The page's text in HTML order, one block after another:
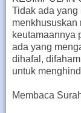
Tidak ada yang
menkhususkan
keutamaannya
ada yang
dihafal,
untuk
Membaca